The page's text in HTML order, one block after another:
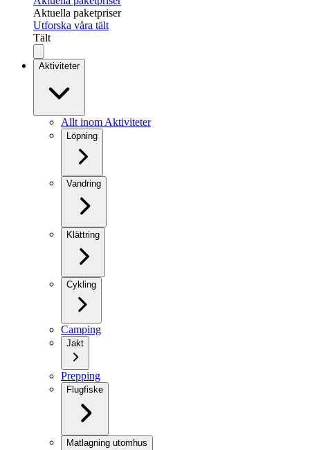
Aktuella paketpriser
Utforska våra tält
Tält
Aktiviteter
Allt inom Aktiviteter
Löpning
Vandring
Klättring
Cykling
Camping
Jakt
Prepping
Flugfiske
Matlagning utomhus